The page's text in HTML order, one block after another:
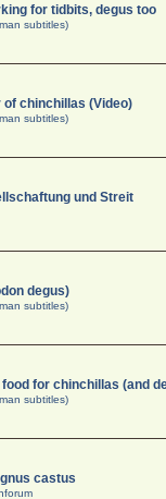
for tidbits, degus too
subtitles)
chinchillas (Video)
subtitles)
und Streit
degus)
subtitles)
for chinchillas (and
subtitles)
castus